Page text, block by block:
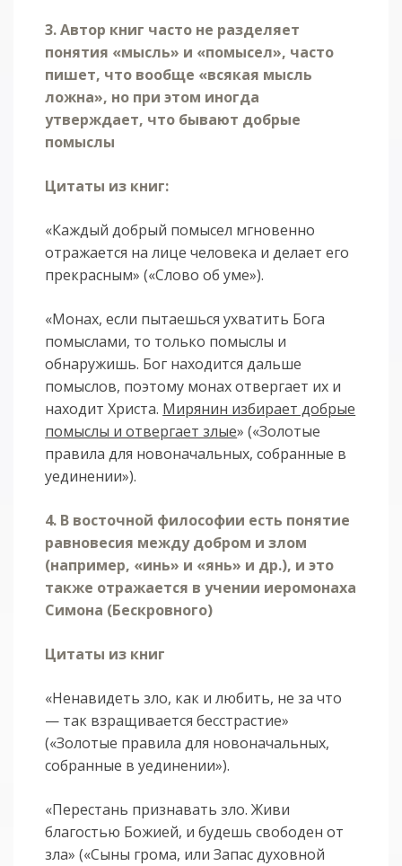
3. Автор книг часто не разделяет
понятия «мысль» и «помысел», часто
пишет, что вообще «всякая мысль
ложна», но при этом иногда
утверждает, что бывают добрые
помыслы
Цитаты из книг:
«Каждый добрый помысел мгновенно
отражается на лице человека и делает его
прекрасным» («Слово об уме»).
«Монах, если пытаешься ухватить Бога
помыслами, то только помыслы и
обнаружишь. Бог находится дальше
помыслов, поэтому монах отвергает их и
находит Христа. Мирянин избирает добрые
помыслы и отвергает злые» («Золотые
правила для новоначальных, собранные в
уединении»).
4. В восточной философии есть понятие
равновесия между добром и злом
(например, «инь» и «янь» и др.), и это
также отражается в учении иеромонаха
Симона (Бескровного)
Цитаты из книг
«Ненавидеть зло, как и любить, не за что
— так взращивается бесстрастие»
(«Золотые правила для новоначальных,
собранные в уединении»).
«Перестань признавать зло. Живи
благостью Божией, и будешь свободен от
зла» («Сыны грома, или Запас духовной